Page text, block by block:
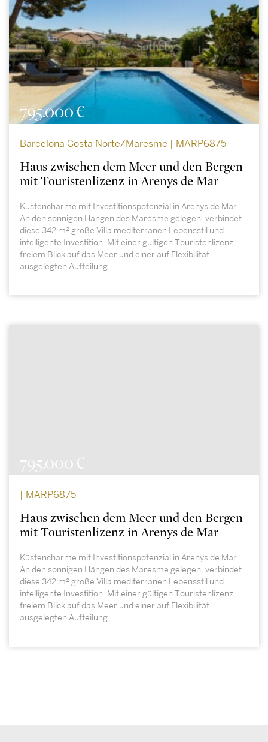
795.000 €
Barcelona Costa Norte/Maresme | MARP6875
Haus zwischen dem Meer und den Bergen
mit Touristenlizenz in Arenys de Mar
Küstencharme mit Investitionspotenzial in Arenys de Mar.
An den sonnigen Hängen des Maresme gelegen, verbindet
diese 342 m² große Villa mediterranen Lebensstil und
intelligente Investition. Mit einer gültigen Touristenlizenz,
freiem Blick auf das Meer und einer auf Flexibilität
ausgelegten Aufteilung...
795.000 €
| MARP6875
Haus zwischen dem Meer und den Bergen
mit Touristenlizenz in Arenys de Mar
Küstencharme mit Investitionspotenzial in Arenys de Mar.
An den sonnigen Hängen des Maresme gelegen, verbindet
diese 342 m² große Villa mediterranen Lebensstil und
intelligente Investition. Mit einer gültigen Touristenlizenz,
freiem Blick auf das Meer und einer auf Flexibilität
ausgelegten Aufteilung...